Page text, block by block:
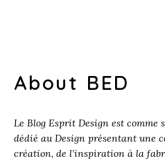
About BED
Le Blog Esprit Design est comme
dédié au Design présentant une
création, de l’inspiration à la